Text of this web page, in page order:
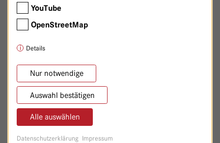
BDA - Bund Deutscher Anästhesisten
agswn - Arbeitsgemeinschaft Südwestdeutscher
WEITERBILDUNGSBEFUGNIS
Anästhesiologie 42 Monate
Das Curriculum finden Sie
YouTube
OpenStreetMap
Details
Nur notwendige
Auswahl bestätigen
Alle auswählen
Datenschutzerklärung Impressum